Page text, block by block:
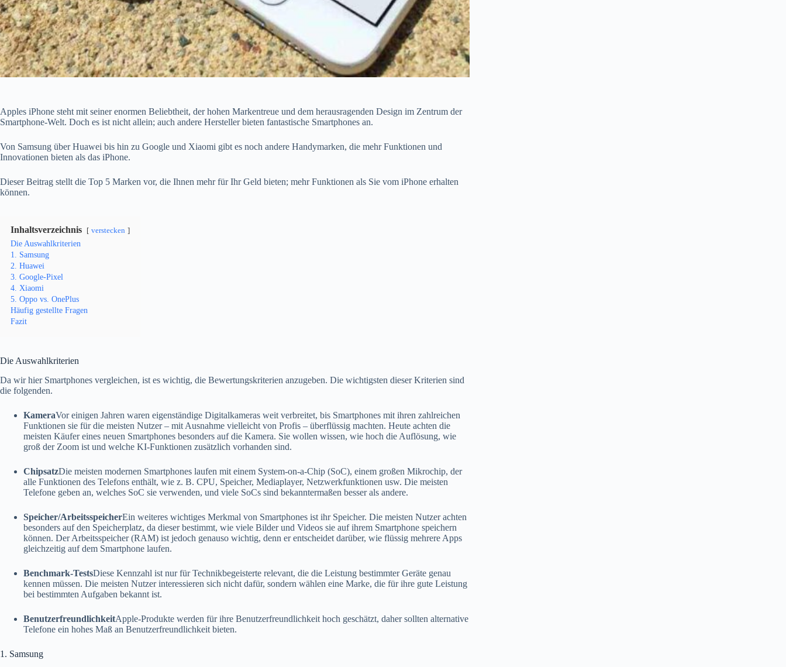
Apples iPhone steht mit seiner enormen Beliebtheit, der hohen Markentreue und dem herausragenden Design im Zentrum der
Smartphone-Welt. Doch es ist nicht allein; auch andere Hersteller bieten fantastische Smartphones an.
Von Samsung über Huawei bis hin zu Google und Xiaomi gibt es noch andere Handymarken, die mehr Funktionen und
Innovationen bieten als das iPhone.
Dieser Beitrag stellt die Top 5 Marken vor, die Ihnen mehr für Ihr Geld bieten; mehr Funktionen als Sie vom iPhone erhalten
können.
Inhaltsverzeichnis verstecken
Die Auswahlkriterien
1. Samsung
2. Huawei
3. Google-Pixel
4. Xiaomi
5. Oppo vs. OnePlus
Häufig gestellte Fragen
Fazit
Die Auswahlkriterien
Da wir hier Smartphones vergleichen, ist es wichtig, die Bewertungskriterien anzugeben. Die wichtigsten dieser Kriterien sind
die folgenden.
KameraVor einigen Jahren waren eigenständige Digitalkameras weit verbreitet, bis Smartphones mit ihren zahlreichen
Funktionen sie für die meisten Nutzer – mit Ausnahme vielleicht von Profis – überflüssig machten. Heute achten die
meisten Käufer eines neuen Smartphones besonders auf die Kamera. Sie wollen wissen, wie hoch die Auflösung, wie
groß der Zoom ist und welche KI-Funktionen zusätzlich vorhanden sind.
ChipsatzDie meisten modernen Smartphones laufen mit einem System-on-a-Chip (SoC), einem großen Mikrochip, der
alle Funktionen des Telefons enthält, wie z. B. CPU, Speicher, Mediaplayer, Netzwerkfunktionen usw. Die meisten
Telefone geben an, welches SoC sie verwenden, und viele SoCs sind bekanntermaßen besser als andere.
Speicher/ArbeitsspeicherEin weiteres wichtiges Merkmal von Smartphones ist ihr Speicher. Die meisten Nutzer achten
besonders auf den Speicherplatz, da dieser bestimmt, wie viele Bilder und Videos sie auf ihrem Smartphone speichern
können. Der Arbeitsspeicher (RAM) ist jedoch genauso wichtig, denn er entscheidet darüber, wie flüssig mehrere Apps
gleichzeitig auf dem Smartphone laufen.
Benchmark-TestsDiese Kennzahl ist nur für Technikbegeisterte relevant, die die Leistung bestimmter Geräte genau
kennen müssen. Die meisten Nutzer interessieren sich nicht dafür, sondern wählen eine Marke, die für ihre gute Leistung
bei bestimmten Aufgaben bekannt ist.
BenutzerfreundlichkeitApple-Produkte werden für ihre Benutzerfreundlichkeit hoch geschätzt, daher sollten alternative
Telefone ein hohes Maß an Benutzerfreundlichkeit bieten.
1. Samsung